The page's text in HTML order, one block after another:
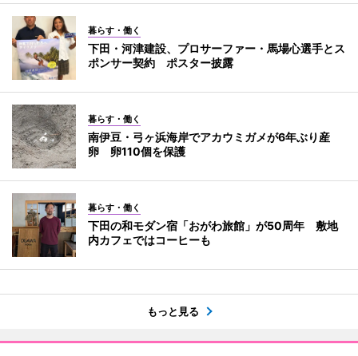
暮らす・働く
下田・河津建設、プロサーファー・馬場心選手とス
ポンサー契約 ポスター披露
暮らす・働く
南伊豆・弓ヶ浜海岸でアカウミガメが6年ぶり産
卵 卵110個を保護
暮らす・働く
下田の和モダン宿「おがわ旅館」が50周年 敷地
内カフェではコーヒーも
もっと見る